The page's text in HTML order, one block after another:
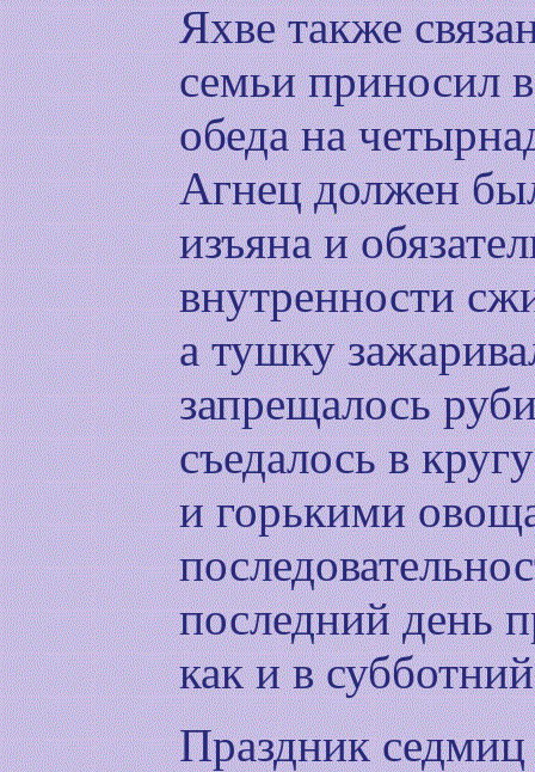
Яхве также
семьи приносил
обеда на
Агнец должен
изъяна и
внутренности
а тушку
запрещалось
съедалось в
и горькими
последний день
как и в
Праздник